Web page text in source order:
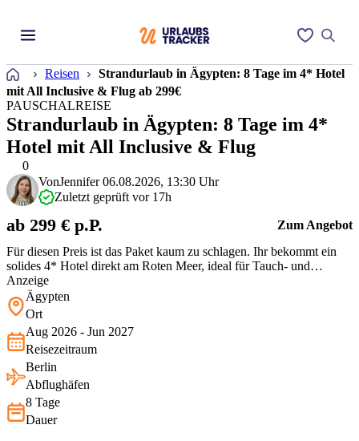
Startseite
Reisen
Strandurlaub in Ägypten: 8 Tage im 4* Hotel
mit All Inclusive & Flug ab 299€
0
PAUSCHALREISE
Strandurlaub in Ägypten: 8 Tage im 4*
Hotel mit All Inclusive & Flug
Für diesen Preis ist das Paket kaum zu schlagen. Ihr bekommt ein
solides 4* Hotel direkt am Roten Meer, ideal für Tauch- und
Schnorchelfans. Das Beste ist, dass wirklich jedes Zimmer einen
Balkon mit Meerblick hat, was selten ist.
VonJennifer 06.08.2026, 13:30 Uhr
Zuletzt geprüft vor 17h
ab 299 € p.P. Zum Angebot
Anzeige
Ägypten
Ort
Aug 2026 - Jun 2027
Reisezeitraum
Berlin
Abflughäfen
8 Tage
Dauer